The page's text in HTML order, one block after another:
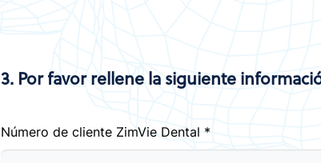
3. Por favor rellene la siguiente
Número de cliente ZimVie Dental *